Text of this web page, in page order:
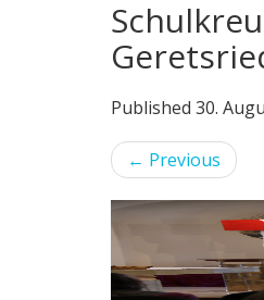
Published 30.
← Previous